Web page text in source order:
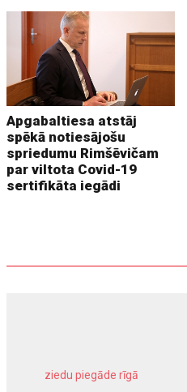
Apgabaltiesa atstāj
spēkā notiesājošu
spriedumu Rimšēvičam
par viltota Covid-19
sertifikāta iegādi
ziedu piegāde rīgā